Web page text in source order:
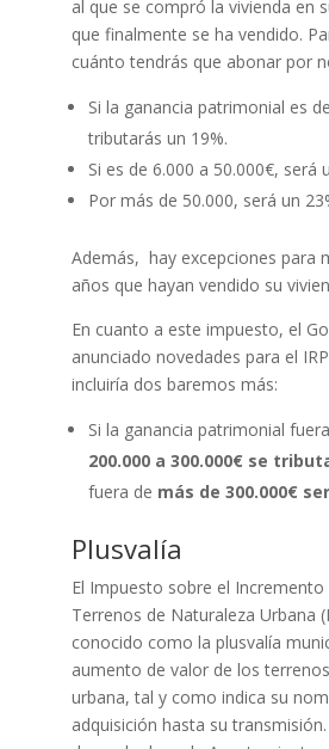
al que se compró la vivienda en
que finalmente se ha vendido.
cuánto tendrás que abonar por
Si la ganancia patrimonial es
tributarás un 19%.
Si es de 6.000 a 50.000€, será
Por más de 50.000, será un
Además, hay excepciones para
años que hayan vendido su
En cuanto a este impuesto, el
anunciado novedades para el
incluiría dos baremos más:
Si la ganancia patrimonial
200.000 a 300.000€ se
fuera de más de 300.000€
Plusvalía
El Impuesto sobre el Incremento
Terrenos de Naturaleza Urbana
conocido como la plusvalía
aumento de valor de los
urbana, tal y como indica su
adquisición hasta su